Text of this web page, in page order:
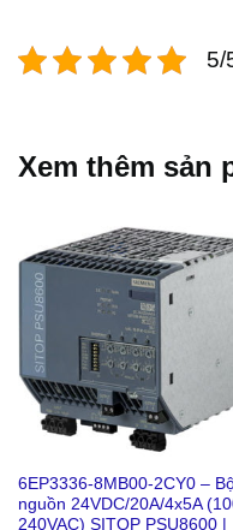
5/
Xem thêm sản
6EP3336-8MB00-2CY0 –
nguồn 24VDC/20A/4x5A
240VAC) SITOP PSU8600 |